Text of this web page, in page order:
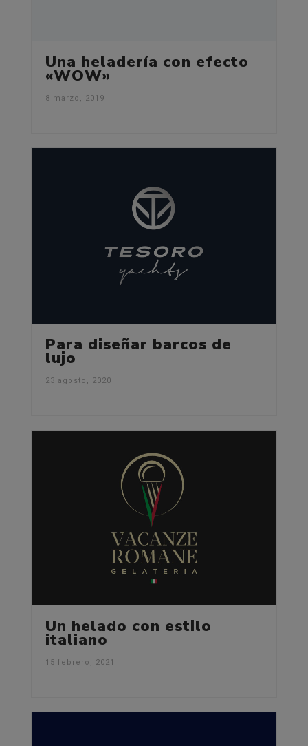
Una heladería con efecto
«WOW»
8 marzo, 2019
Para diseñar barcos de
lujo
23 agosto, 2020
Un helado con estilo
italiano
15 febrero, 2021